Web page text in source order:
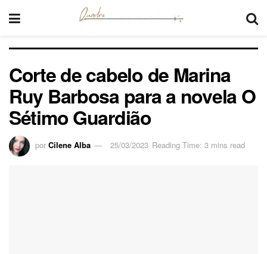
Corte de cabelo de Marina
Ruy Barbosa para a novela O
Sétimo Guardião
por Cilene Alba 25/03/2023 Reading Time: 3 mins read